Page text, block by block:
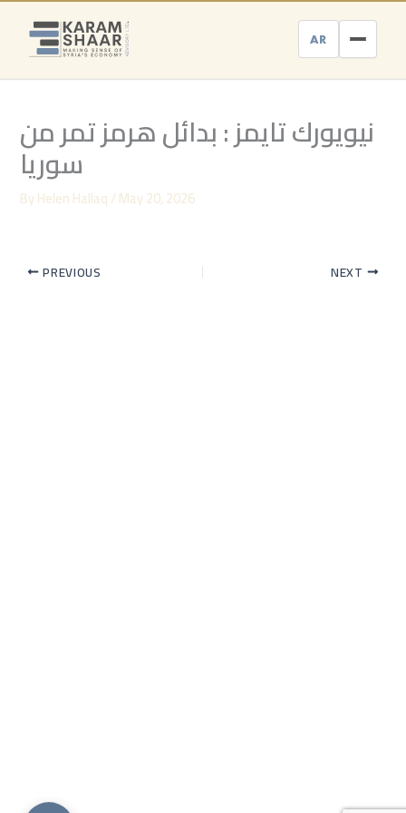
Skip
content
AR
نيويورك تايمز : بدائل هرمز تمر من
سوريا
ByHelen Hallaq/May 20, 2026
PREVIOUS NEXT